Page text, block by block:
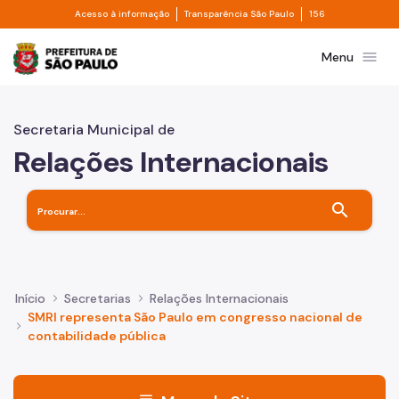
Pular para o Conteúdo principal
Acesso à informação Divisor de acesso à informação
Transparência São Paulo Divisor de
156
Prefeitura de São PauloMenu menu
Secretaria Municipal de
Relações Internacionais
search
Início Secretarias
Relações Internacionais
SMRI representa São Paulo em congresso nacional de
contabilidade pública